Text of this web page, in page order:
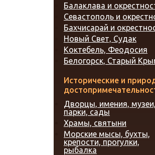
Балаклава и
Севастополь и
Бахчисарай и
Новый Свет, Судак
Коктебель, Феодосия
Белогорск, Старый
Исторические и
Дворцы, имения, музеи,
парки, сады
Храмы, святыни
Морские мысы, бухты,
крепости, прогулки,
рыбалка